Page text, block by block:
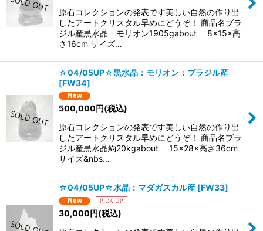
原石コレクションの発表です美しい自然の作り出
したアートクリスタル早めにどうぞ！ 商品名ブラ
ジル産黒水晶 モリオン1905gabout 8×15×高
さ16cm サイズ…
☆04/05UP☆黒水晶：モリオン：ブラジル産
[FW34]
500,000円(税込)
原石コレクションの発表です美しい自然の作り出
したアートクリスタル早めにどうぞ！ 商品名ブラ
ジル産黒水晶約20kgabout 15×28×高さ36cm
サイズ&nbs…
☆04/05UP☆水晶：マダガスカル産 [FW33]
30,000円(税込)